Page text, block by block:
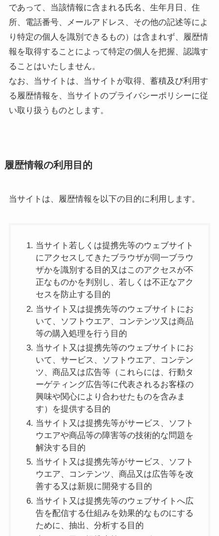
であって、当該情報に含まれる氏名、生年月日、住
所、電話番号、メールアドレス、その他の記述等によ
り特定の個人を識別できるもの）は含まれず、履歴情
報を取得することによって特定の個人を把握、認識す
ることはいたしません。
なお、当サイトは、当サイトが取得、蓄積及び利用す
る履歴情報を、当サイトのプライバシーポリシーに従
い取り扱うものとします。
履歴情報の利用目的
当サイトは、履歴情報を以下の目的に利用します。
当サイト若しくは提携先等のウェブサイト
にアクセスしてきたブラウザが同一ブラウ
ザかを識別する目的又はこのアクセスが不
正なものかを判別し、若しくは不正なアク
セスを防止する目的
当サイト又は提携先等のウェブサイトにお
いて、ソフトウエア、コンテンツ又は商品
等の購入処理を行う目的
当サイト又は提携先等のウェブサイトにお
いて、サービス、ソフトウエア、コンテン
ツ、商品又は広告等（これらには、行動タ
ーゲティング広告等に代表されるお客様の
興味や関心により合わせたものを含みま
す）を提供する目的
当サイト又は提携先等がサービス、ソフト
ウエアや商品等の障害等の技術的な問題を
解決する目的
当サイト又は提携先等がサービス、ソフト
ウエア、コンテンツ、商品又は広告等を改
善する又は新規に開発する目的
当サイト又は提携先等のウェブサイトへ広
告を配信する仕組みを効果的なものにする
ために、抽出、分析する目的